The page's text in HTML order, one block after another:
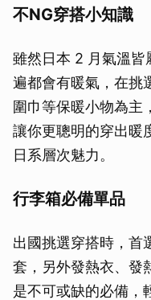
不NG穿搭小知識
雖然日本 2 月氣溫皆
遍都會有暖氣，在挑
圍巾等保暖小物為主
讓你更聰明的穿出暖
日系層次魅力。
行李箱必備單品
出國挑選穿搭時，首
套，另外發熱衣、發
是不可或缺的必備，